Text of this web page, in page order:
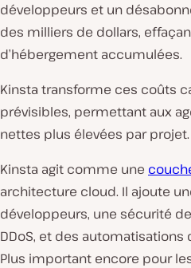
développeurs et un
des milliers de dollars,
d’hébergement accumulées.
Kinsta transforme ces coûts
prévisibles, permettant aux
nettes plus élevées par projet.
Kinsta agit comme une
architecture cloud. Il ajoute
développeurs, une sécurité
DDoS, et des
Plus important encore pour